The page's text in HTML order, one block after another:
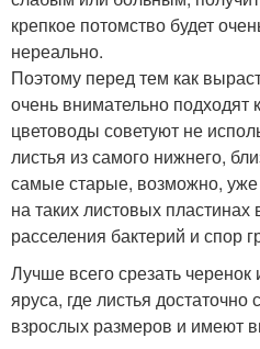
крепкое потомство будет
нереально.
Поэтому перед тем как
очень внимательно
цветоводы советуют не
листья из самого нижнего,
самые старые, возможно,
на таких листовых пластинах
расселения бактерий и спор
Лучше всего срезать черенок
яруса, где листья
взрослых размеров и имеют